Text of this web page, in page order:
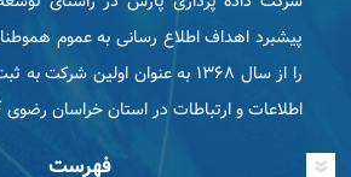
پیشبرد اهداف اطلاع رسانی به عموم
را از سال ۱۳۶۸ به عنوان اولین
اطلاعات و ارتباطات در استان خراسان رضوی
فهرست